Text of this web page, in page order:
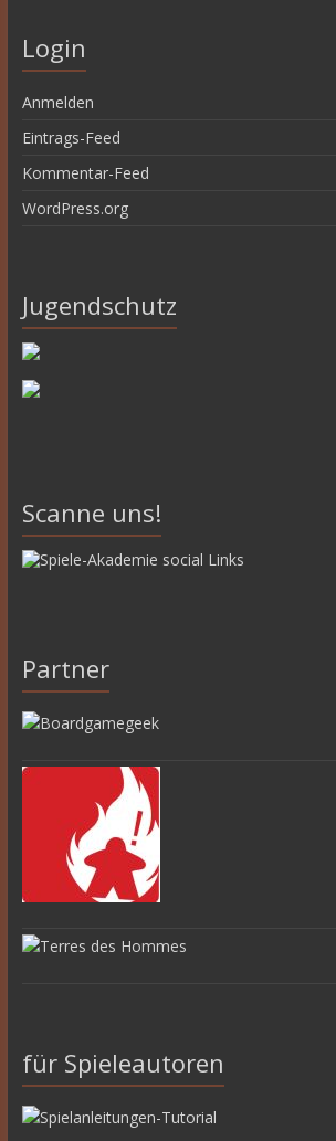
Login
Anmelden
Eintrags-Feed
Kommentar-Feed
WordPress.org
Jugendschutz
Scanne uns!
Partner
für Spieleautoren